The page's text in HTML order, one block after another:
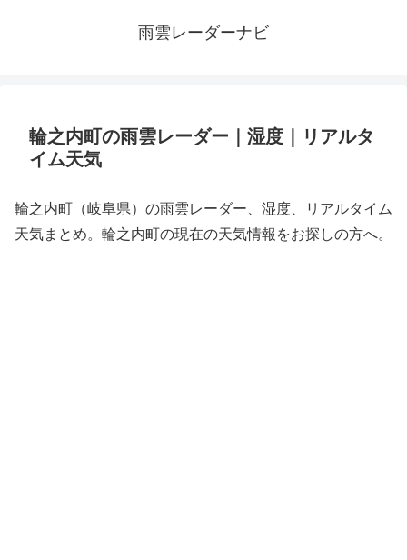
雨雲レーダーナビ
輪之内町の雨雲レーダー｜湿度｜リアルタ
イム天気
輪之内町（岐阜県）の雨雲レーダー、湿度、リアルタイム
天気まとめ。輪之内町の現在の天気情報をお探しの方へ。